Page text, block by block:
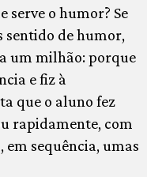
serve o humor? Se
sentido de humor,
um milhão: porque
e fiz à
que o aluno fez
rapidamente, com
em sequência, umas